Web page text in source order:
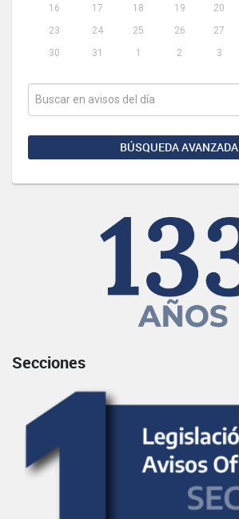
16
17 18 19 20
23
24 25 26 27
30
31 1 2 3
BÚSQUEDA AVANZADA
Secciones